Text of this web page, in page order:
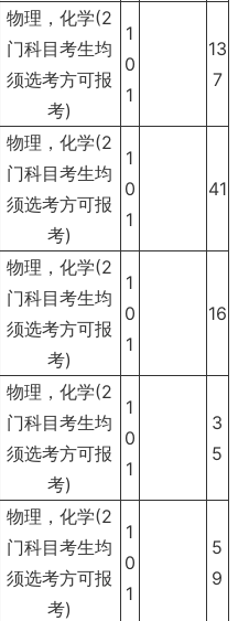
物理，化学(2
门科目考生均
须选考方可报
考)
1
0
1
13
7
物理，化学(2
门科目考生均
须选考方可报
考)
1
0
1
41
物理，化学(2
门科目考生均
须选考方可报
考)
1
0
1
16
物理，化学(2
门科目考生均
须选考方可报
考)
1
0
1
3
5
物理，化学(2
门科目考生均
须选考方可报
考)
1
0
1
5
9